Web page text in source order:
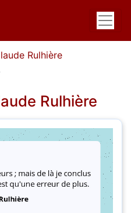
Rulhière
Rulhière